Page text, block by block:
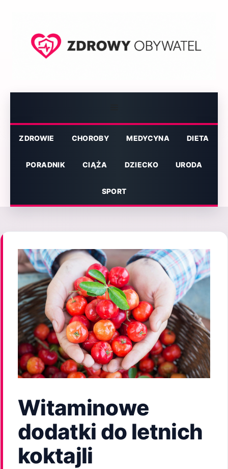
ZDROWIE CHOROBY MEDYCYNA DIETA
PORADNIK CIĄŻA DZIECKO URODA
SPORT
Witaminowe
dodatki do letnich
koktajli